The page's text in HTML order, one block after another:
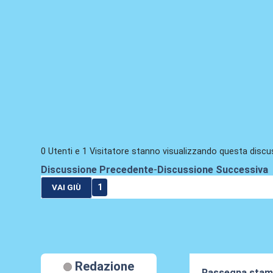
0 Utenti e 1 Visitatore stanno visualizzando questa
Discussione Precedente- Discussione Successiva
VAI GIÙ 1
Redazione